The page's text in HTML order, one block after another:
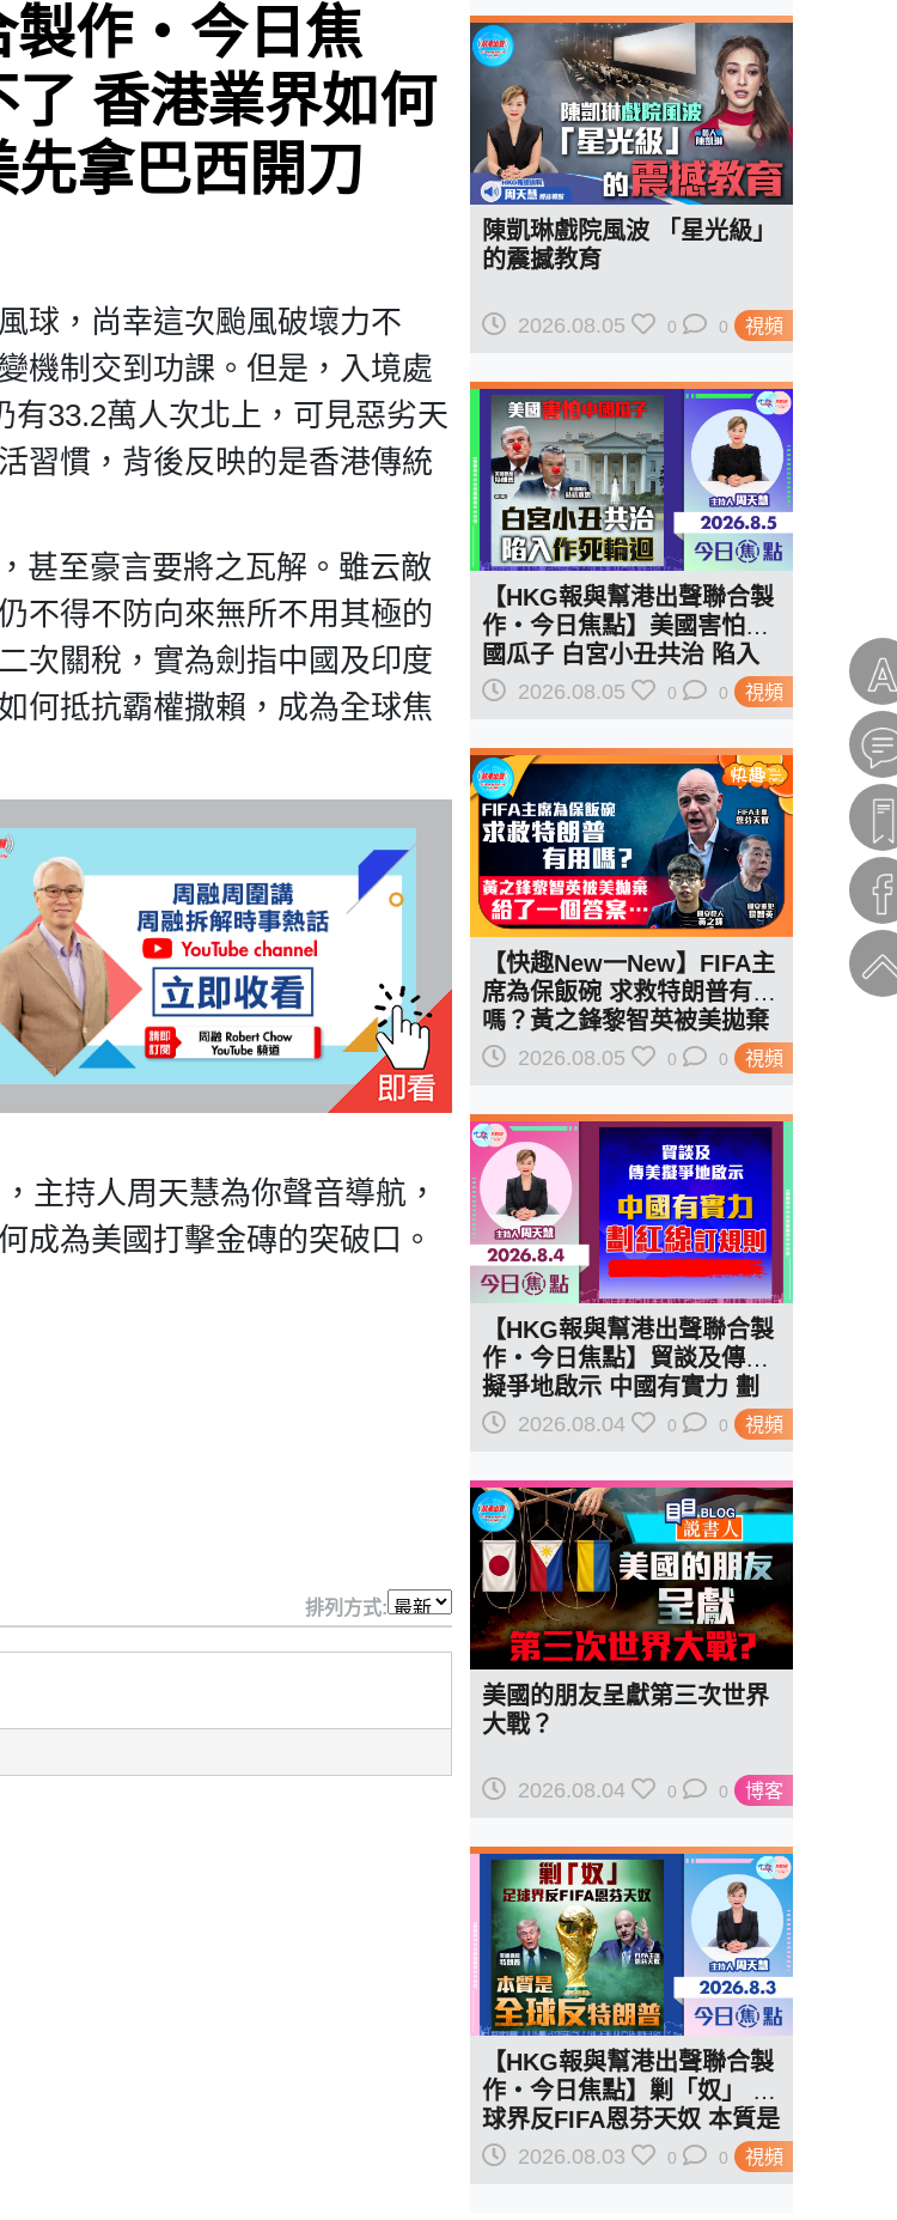
製作‧今日焦
香港業界如何
拿巴西開刀
球，尚幸這次颱風破壞力不
機制交到功課。但是，入境處
33.2萬人次北上，可見惡劣天
習慣，背後反映的是香港傳統
甚至豪言要將之瓦解。雖云敵
不得不防向來無所不用其極的
次關稅，實為劍指中國及印度
何抵抗霸權撒賴，成為全球焦
主持人周天慧為你聲音導航，
成為美國打擊金磚的突破口。
排列方式:
視頻
陳凱琳戲院風波 「星光級」
的震撼教育
2026.08.05 0 0
視頻
【HKG報與幫港出聲聯合製
作‧今日焦點】美國害怕中
國瓜子 白宮小丑共治 陷入
作死輪迴
2026.08.05 0 0
視頻
【快趣New一New】FIFA主
席為保飯碗 求救特朗普有用
嗎？黃之鋒黎智英被美拋棄
給了一個答案…
2026.08.05 0 0
視頻
【HKG報與幫港出聲聯合製
作‧今日焦點】貿談及傳美
擬爭地啟示 中國有實力 劃
紅線訂規則
2026.08.04 0 0
博客
美國的朋友呈獻第三次世界
大戰？
2026.08.04 0 0
視頻
【HKG報與幫港出聲聯合製
作‧今日焦點】剿「奴」 足
球界反FIFA恩芬天奴 本質是
全球反特朗普
2026.08.03 0 0